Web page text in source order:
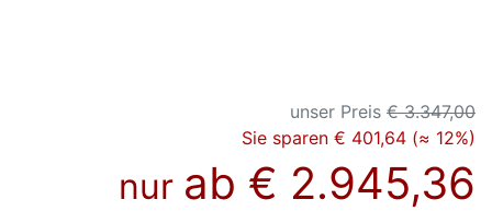
unser Preis € 3.347,00
Sie sparen € 401,64 (≈ 12%)
nur ab € 2.945,36